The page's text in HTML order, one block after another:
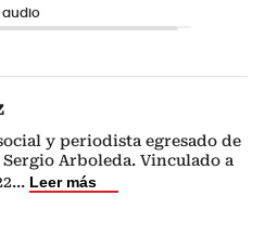
audio
y periodista egresado de
Arboleda. Vinculado a
... Leer más